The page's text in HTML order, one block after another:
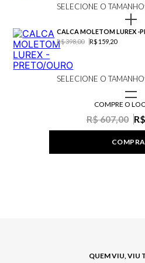
Composiçaõ: 100% ALGODAO
SELECIONE O TAMANHO
CALCA MOLETOM LUREX -
R$ 398,00
R$ 159,20
SELECIONE O TAMANHO
COMPRE O
R$ 607,00
QUEM VIU, VIU